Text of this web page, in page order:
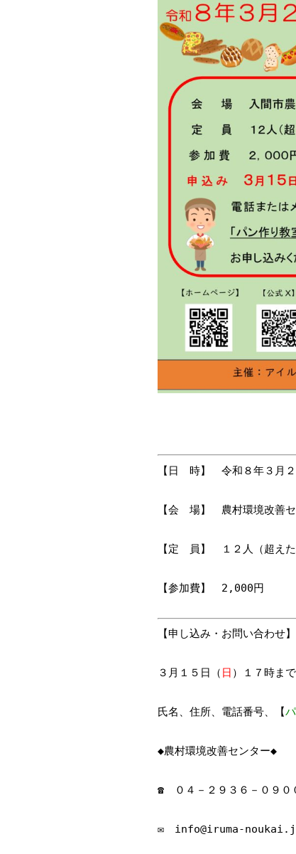
【日 時】 令和８年３ 月
【会 場】 農村環境改善
【定 員】 １２人（超えた
【参加費】 2,000円
【申し込み・お問い合わせ
３月１５日（ 日 ）１７時ま
氏名、住所、電話番号、【
◆農村環境改善センター◆
☎ ０４－２９３６－０９０
✉ info@iruma-